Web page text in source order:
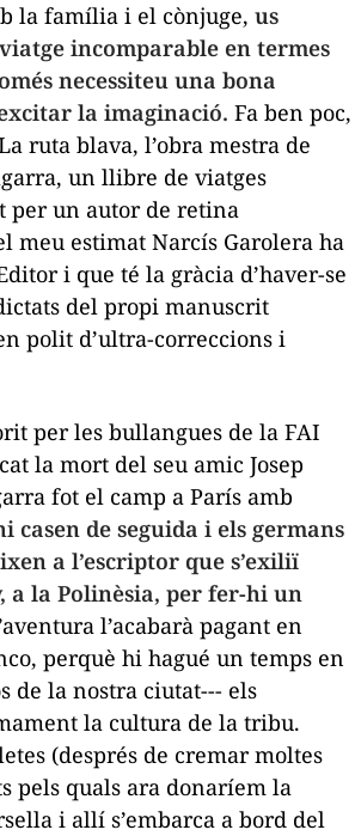
la família i el cònjuge, us
incomparable en termes
necessiteu una bona
la imaginació. Fa ben poc,
ruta blava, l’obra mestra de
un llibre de viatges
per un autor de retina
meu estimat Narcís Garolera ha
i que té la gràcia d’haver-se
del propi manuscrit
polit d’ultra-correccions i
per les bullangues de la FAI
la mort del seu amic Josep
fot el camp a París amb
casen de seguida i els germans
a l’escriptor que s’exiliï
a la Polinèsia, per fer-hi un
l’acabarà pagant en
perquè hi hagué un temps en
de la nostra ciutat--- els
la cultura de la tribu.
(després de cremar moltes
pels quals ara donaríem la
i allí s’embarca a bord del